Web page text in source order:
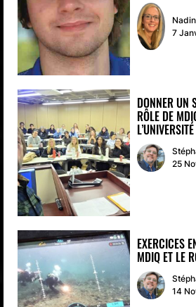
7
DONNER UN
RÔLE DE
25
EXERCICES
MDIQ ET LE
14